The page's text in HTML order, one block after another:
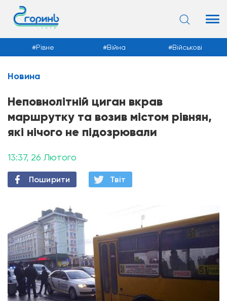
Новини
Рівне Війна Військові
Новина
Неповнолітній циган вкрав
маршрутку та возив містом рівнян,
які нічого не підозрювали
13:37, 26 Лютого
Поширити Твiт